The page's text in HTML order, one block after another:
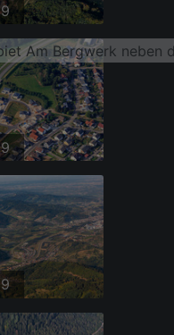
Am Bergwerk neben